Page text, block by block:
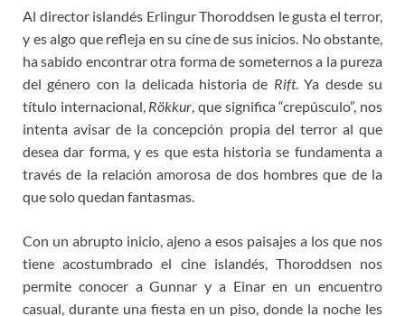
b
o
o
k
t
e
r
o
d
o
n
L
i
n
k
a
m
e
e
r
e
s
t
Al director islandés Erlingur Thoroddsen le gusta el terror,
y es algo que refleja en su cine de sus inicios. No obstante,
ha sabido encontrar otra forma de someternos a la pureza
del género con la delicada historia de Rift. Ya desde su
título internacional, Rökkur, que significa “crepúsculo”, nos
intenta avisar de la concepción propia del terror al que
desea dar forma, y es que esta historia se fundamenta a
través de la relación amorosa de dos hombres que de la
que solo quedan fantasmas.
Con un abrupto inicio, ajeno a esos paisajes a los que nos
tiene acostumbrado el cine islandés, Thoroddsen nos
permite conocer a Gunnar y a Einar en un encuentro
casual, durante una fiesta en un piso, donde la noche les